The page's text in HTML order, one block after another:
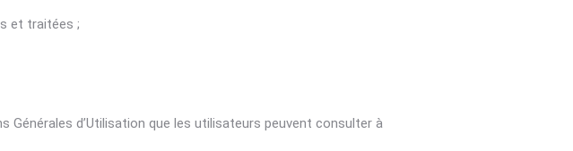
et traitées ;
d’Utilisation que les utilisateurs peuvent consulter à